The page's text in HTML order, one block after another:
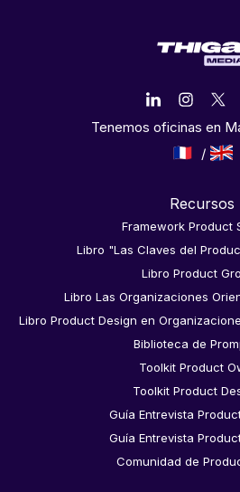
Tenemos oficinas en
Recursos
Framework Product
Libro "Las Claves del
Libro Product
Libro Las Organizaciones
Libro Product Design en
Biblioteca de
Toolkit Product
Toolkit Product
Guía Entrevista
Guía Entrevista
Comunidad de